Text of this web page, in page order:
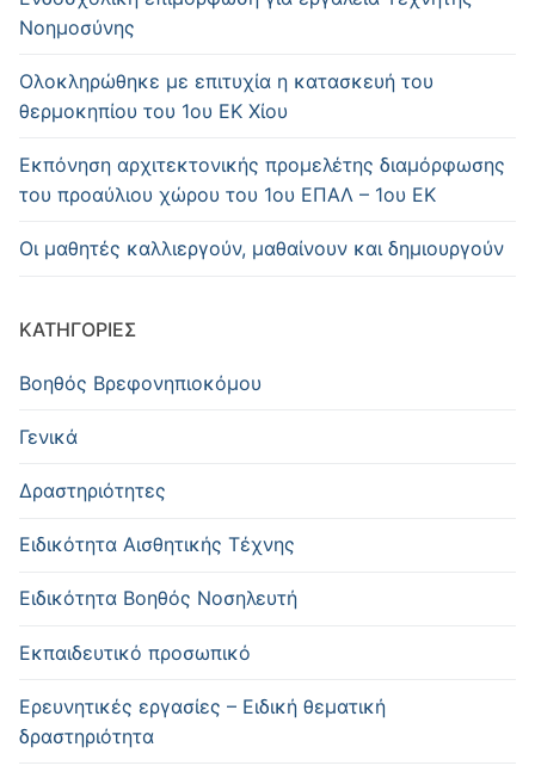
Νοημοσύνης
Oλοκληρώθηκε με επιτυχία η κατασκευή του
θερμοκηπίου του 1ου ΕΚ Χίου
Εκπόνηση αρχιτεκτονικής προμελέτης διαμόρφωσης
του προαύλιου χώρου του 1ου ΕΠΑΛ – 1ου ΕΚ
Οι μαθητές καλλιεργούν, μαθαίνουν και δημιουργούν
KΑΤΗΓΟΡΊΕΣ
Βοηθός Βρεφονηπιοκόμου
Γενικά
Δραστηριότητες
Ειδικότητα Αισθητικής Τέχνης
Ειδικότητα Βοηθός Νοσηλευτή
Εκπαιδευτικό προσωπικό
Ερευνητικές εργασίες – Ειδική θεματική
δραστηριότητα